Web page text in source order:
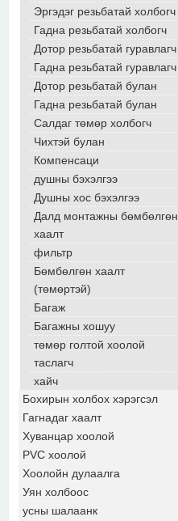
Эргэдэг резьбатай холбогч
Гадна резьбатай холбогч
Дотор резьбатай гуравлагч
Гадна резьбатай гуравлагч
Дотор резьбатай булан
Гадна резьбатай булан
Салдаг төмөр холбогч
Чихтэй булан
Компенсаци
душны бэхэлгээ
Душны хос бэхэлгээ
Далд монтажны бөмбөлгөн
хаалт
фильтр
Бөмбөлгөн хаалт
(төмөртэй)
Багаж
Багажны хошуу
төмөр голтой хоолой
таслагч
хайч
Бохирын холбох хэрэгсэл
Гагнадаг хаалт
Хуванцар хоолой
PVC хоолой
Хоолойн дулаалга
Уян холбоос
усны шалаанк